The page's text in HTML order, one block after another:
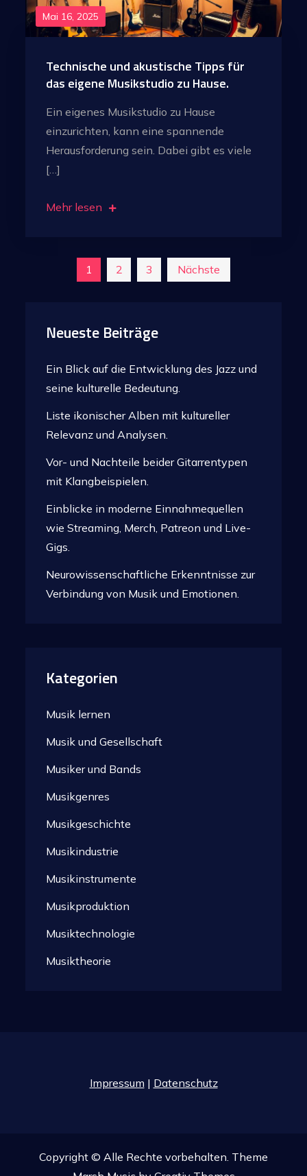
Mai 16, 2025
Technische und akustische Tipps für
das eigene Musikstudio zu Hause.
Ein eigenes Musikstudio zu Hause
einzurichten, kann eine spannende
Herausforderung sein. Dabei gibt es viele
[…]
Mehr lesen
Seitennummerierung
Beiträge
1 2 3 Nächste
Neueste Beiträge
Ein Blick auf die Entwicklung des Jazz und
seine kulturelle Bedeutung.
Liste ikonischer Alben mit kultureller
Relevanz und Analysen.
Vor- und Nachteile beider Gitarrentypen
mit Klangbeispielen.
Einblicke in moderne Einnahmequellen
wie Streaming, Merch, Patreon und Live-
Gigs.
Neurowissenschaftliche Erkenntnisse zur
Verbindung von Musik und Emotionen.
Kategorien
Musik lernen
Musik und Gesellschaft
Musiker und Bands
Musikgenres
Musikgeschichte
Musikindustrie
Musikinstrumente
Musikproduktion
Musiktechnologie
Musiktheorie
Impressum | Datenschutz
Copyright © Alle Rechte vorbehalten. Theme